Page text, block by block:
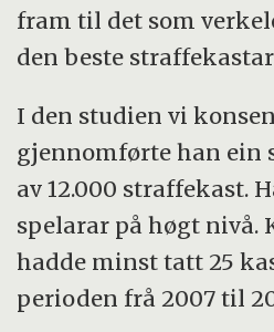
fram til det som
den beste
I den studien vi
gjennomførte han ein
av 12.000 straffekast.
spelarar på høgt nivå.
hadde minst tatt 25
perioden frå 2007 til